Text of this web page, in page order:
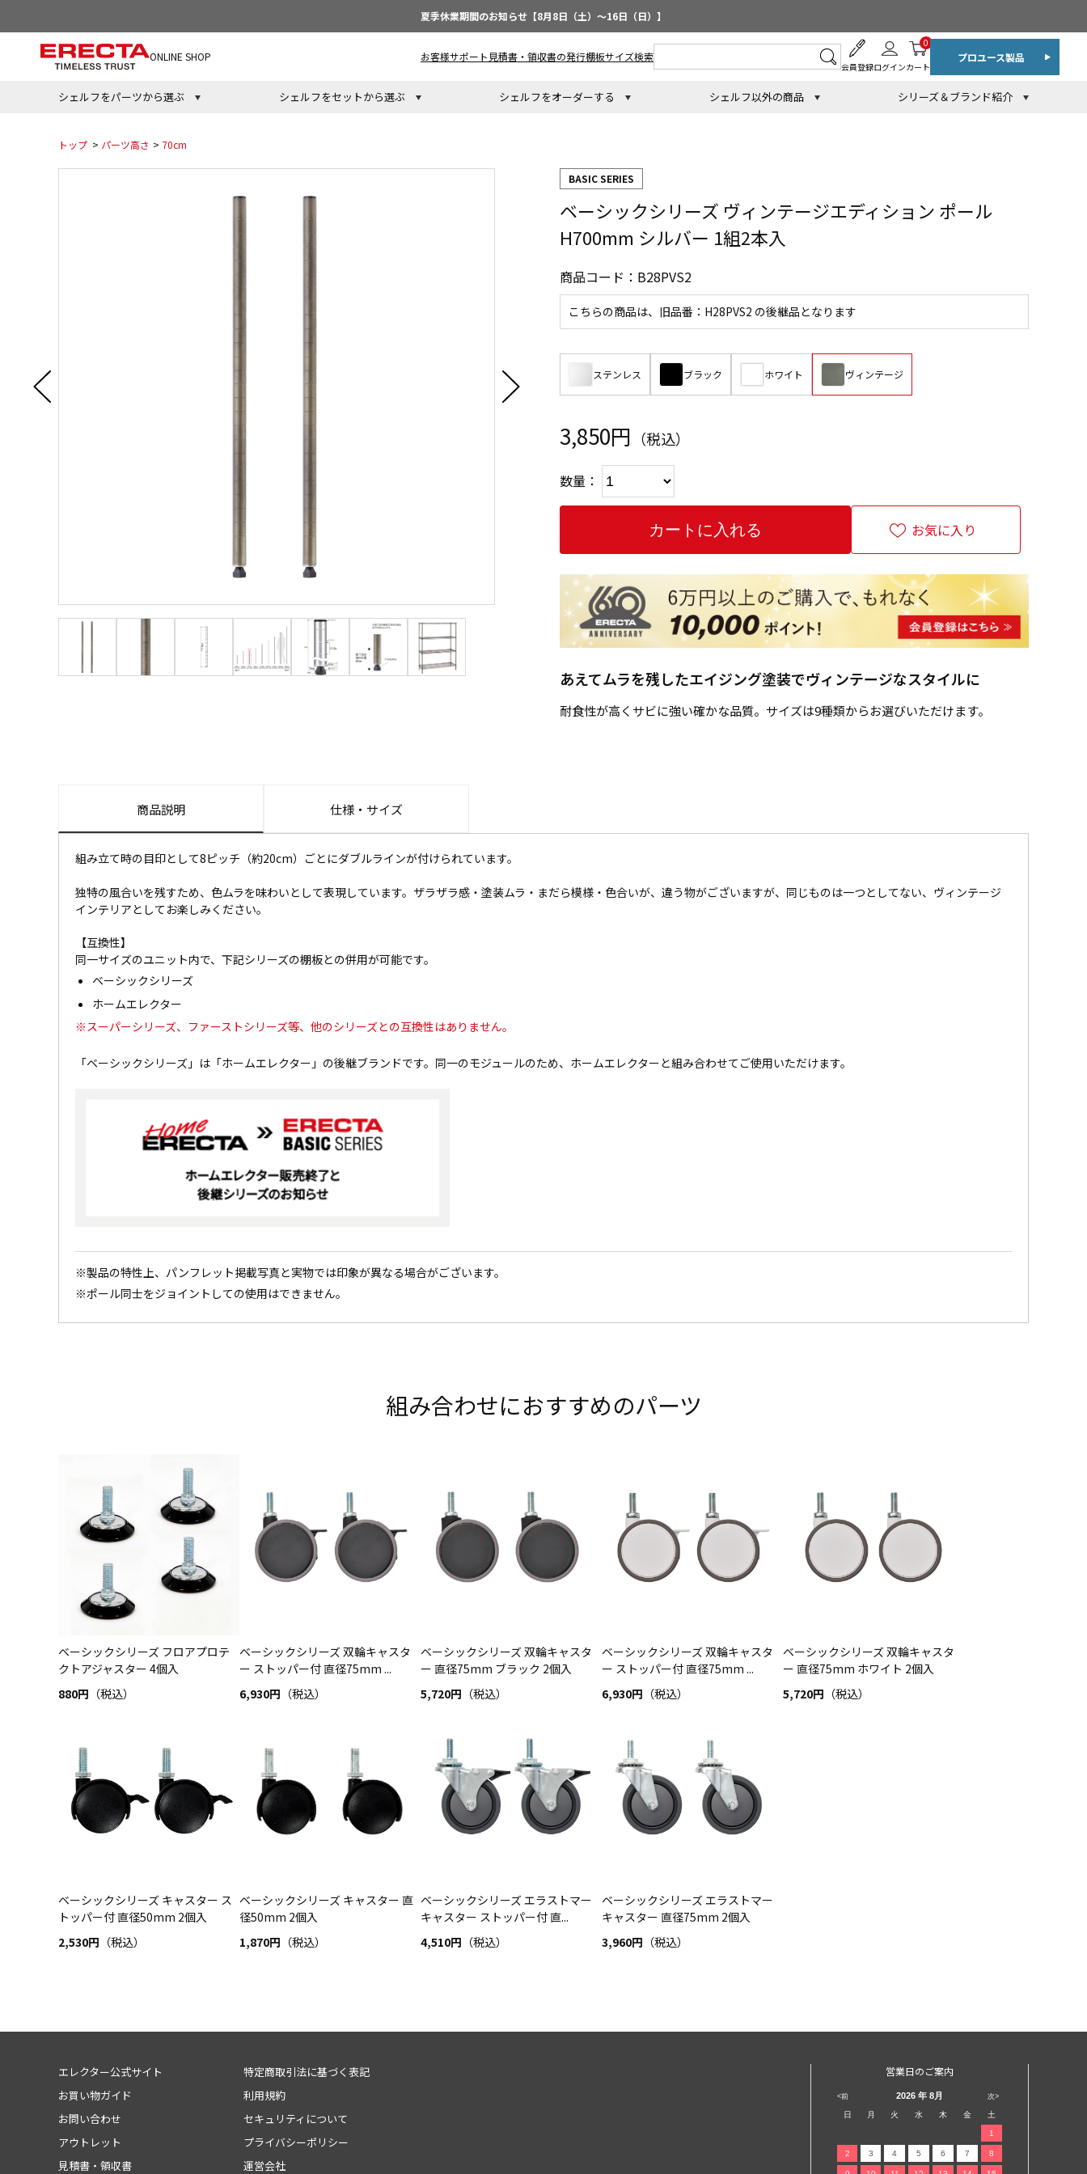
夏季休業期間のお知らせ【8月8日（土）～16日（日）】
ONLINE SHOP お客様サポート 見積書・領収書の発行棚板サイズ検索
会員登録ログインカート
0
プロユース製品
シェルフをパーツから選ぶ シェルフをセットから選ぶ シェルフをオーダーする シェルフ以外の商品 シリーズ＆ブランド紹介
トップ > パーツ高さ > 70cm
BASIC SERIES
ベーシックシリーズ ヴィンテージエディション ポール
H700mm シルバー 1組2本入
商品コード：B28PVS2
こちらの商品は、旧品番：H28PVS2 の後継品となります
ステンレス ブラック ホワイト ヴィンテージ
3,850円 （税込）
数量：
お気に入り
あえてムラを残したエイジング塗装でヴィンテージなスタイルに
耐食性が高くサビに強い確かな品質。サイズは9種類からお選びいただけます。
商品説明 仕様・サイズ
組み立て時の目印として8ピッチ（約20cm）ごとにダブルラインが付けられています。
独特の風合いを残すため、色ムラを味わいとして表現しています。ザラザラ感・塗装ムラ・まだら模様・色合いが、違う物がございますが、同じものは一つとしてない、ヴィンテージ
インテリアとしてお楽しみください。
【互換性】
同一サイズのユニット内で、下記シリーズの棚板との併用が可能です。
ベーシックシリーズ
ホームエレクター
※スーパーシリーズ、ファーストシリーズ等、他のシリーズとの互換性はありません。
「ベーシックシリーズ」は「ホームエレクター」の後継ブランドです。同一のモジュールのため、ホームエレクターと組み合わせてご使用いただけます。
※製品の特性上、パンフレット掲載写真と実物では印象が異なる場合がございます。
※ポール同士をジョイントしての使用はできません。
組み合わせにおすすめのパーツ
ベーシックシリーズ フロアプロテ
クトアジャスター 4個入
880円 （税込）
ベーシックシリーズ 双輪キャスタ
ー ストッパー付 直径75mm ...
6,930円 （税込）
ベーシックシリーズ 双輪キャスタ
ー 直径75mm ブラック 2個入
5,720円 （税込）
ベーシックシリーズ 双輪キャスタ
ー ストッパー付 直径75mm ...
6,930円 （税込）
ベーシックシリーズ 双輪キャスタ
ー 直径75mm ホワイト 2個入
5,720円 （税込）
ベーシックシリーズ キャスター ス
トッパー付 直径50mm 2個入
2,530円 （税込）
ベーシックシリーズ キャスター 直
径50mm 2個入
1,870円 （税込）
ベーシックシリーズ エラストマー
キャスター ストッパー付 直...
4,510円 （税込）
ベーシックシリーズ エラストマー
キャスター 直径75mm 2個入
3,960円 （税込）
エレクター公式サイト
お買い物ガイド
お問い合わせ
アウトレット
見積書・領収書
特定商取引法に基づく表記
利用規約
セキュリティについて
プライバシーポリシー
運営会社
営業日のご案内
<前 次>
2026 年 8月
日 月 火 水 木 金 土
1
2 3 4 5 6 7 8